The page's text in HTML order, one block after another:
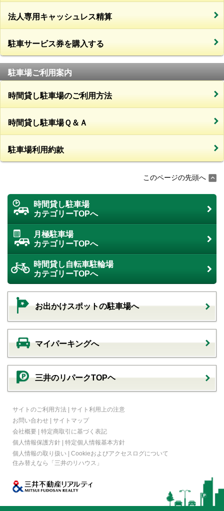
法人専用キャッシュレス精算
駐車サービス券を購入する
駐車場ご利用案内
時間貸し駐車場のご利用方法
時間貸し駐車場Ｑ＆Ａ
駐車場利用約款
このページの先頭へ
時間貸し駐車場
カテゴリーTOPへ
月極駐車場
カテゴリーTOPへ
時間貸し自転車駐輪場
カテゴリーTOPへ
お出かけスポットの駐車場へ
マイパーキングへ
三井のリパークTOPヘ
サイトのご利用方法 | サイト利用上の注意
お問い合わせ | サイトマップ
会社概要 | 特定商取引に基づく表記
個人情報保護方針 | 特定個人情報基本方針
個人情報の取り扱い | Cookieおよびアクセスログについて
住み替えなら
「三井のリハウス」